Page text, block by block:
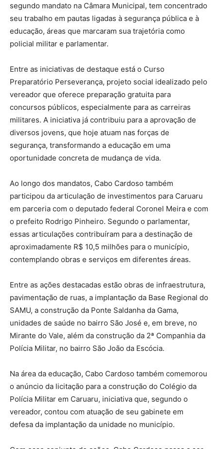
segundo mandato na Câmara Municipal, tem concentrado
seu trabalho em pautas ligadas à segurança pública e à
educação, áreas que marcaram sua trajetória como
policial militar e parlamentar.
Entre as iniciativas de destaque está o Curso
Preparatório Perseverança, projeto social idealizado pelo
vereador que oferece preparação gratuita para
concursos públicos, especialmente para as carreiras
militares. A iniciativa já contribuiu para a aprovação de
diversos jovens, que hoje atuam nas forças de
segurança, transformando a educação em uma
oportunidade concreta de mudança de vida.
Ao longo dos mandatos, Cabo Cardoso também
participou da articulação de investimentos para Caruaru
em parceria com o deputado federal Coronel Meira e com
o prefeito Rodrigo Pinheiro. Segundo o parlamentar,
essas articulações contribuíram para a destinação de
aproximadamente R$ 10,5 milhões para o município,
contemplando obras e serviços em diferentes áreas.
Entre as ações destacadas estão obras de infraestrutura,
pavimentação de ruas, a implantação da Base Regional do
SAMU, a construção da Ponte Saldanha da Gama,
unidades de saúde no bairro São José e, em breve, no
Mirante do Vale, além da construção da 2ª Companhia da
Polícia Militar, no bairro São João da Escócia.
Na área da educação, Cabo Cardoso também comemorou
o anúncio da licitação para a construção do Colégio da
Polícia Militar em Caruaru, iniciativa que, segundo o
vereador, contou com atuação de seu gabinete em
defesa da implantação da unidade no município.